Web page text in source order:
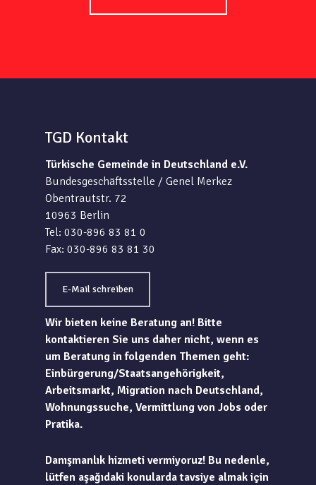
TGD Kontakt
Türkische Gemeinde in Deutschland e.V.
Bundesgeschäftsstelle / Genel Merkez
Obentrautstr. 72
10963 Berlin
Tel: 030-896 83 81 0
Fax: 030-896 83 81 30
E-Mail schreiben
Wir bieten keine Beratung an! Bitte
kontaktieren Sie uns daher nicht, wenn es
um Beratung in folgenden Themen geht:
Einbürgerung/Staatsangehörigkeit,
Arbeitsmarkt, Migration nach Deutschland,
Wohnungssuche, Vermittlung von Jobs oder
Pratika.
Danışmanlık hizmeti vermiyoruz! Bu nedenle,
lütfen aşağıdaki konularda tavsiye almak için